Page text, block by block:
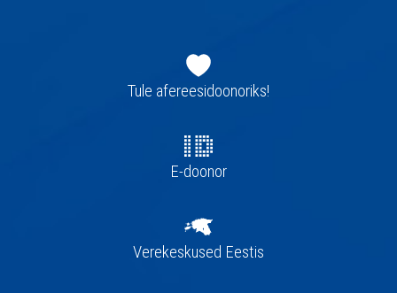
navigatsioonTule afereesidoonoriks!
E-doonor
Verekeskused Eestis